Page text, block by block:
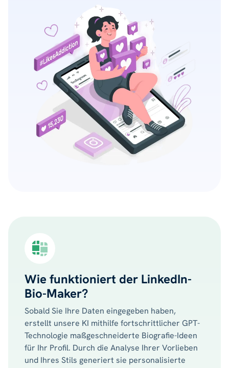
Wie funktioniert der LinkedIn-
Bio-Maker?
Sobald Sie Ihre Daten eingegeben haben,
erstellt unsere KI mithilfe fortschrittlicher GPT-
Technologie maßgeschneiderte Biografie-Ideen
für Ihr Profil. Durch die Analyse Ihrer Vorlieben
und Ihres Stils generiert sie personalisierte